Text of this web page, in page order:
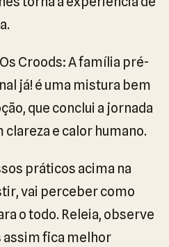
Croods: A família pré-
já! é uma mistura bem
que conclui a jornada
e calor humano.
práticos acima na
vai perceber como
o todo. Releia, observe
fica melhor